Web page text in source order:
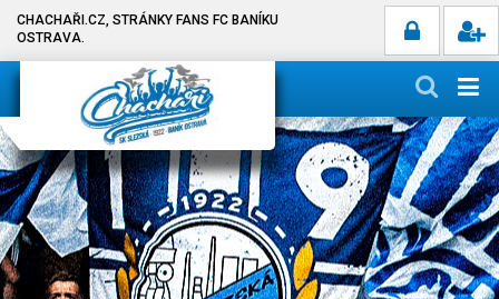
CHACHAŘI.CZ, STRÁNKY FANS FC BANÍKU
OSTRAVA.